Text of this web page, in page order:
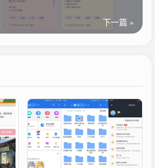
下一篇 »